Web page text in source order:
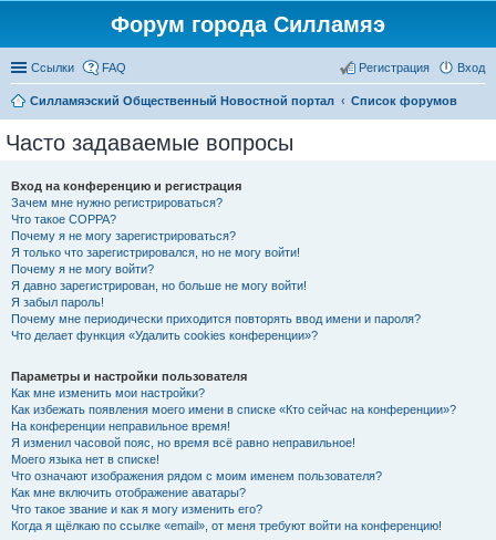
Форум города Силламяэ
Ссылки FAQ Вход
Регистрация
Силламяэский Общественный Новостной портал Список форумов
Часто задаваемые вопросы
Вход на конференцию и регистрация
Зачем мне нужно регистрироваться?
Что такое COPPA?
Почему я не могу зарегистрироваться?
Я только что зарегистрировался, но не могу войти!
Почему я не могу войти?
Я давно зарегистрирован, но больше не могу войти!
Я забыл пароль!
Почему мне периодически приходится повторять ввод имени и пароля?
Что делает функция «Удалить cookies конференции»?
Параметры и настройки пользователя
Как мне изменить мои настройки?
Как избежать появления моего имени в списке «Кто сейчас на конференции»?
На конференции неправильное время!
Я изменил часовой пояс, но время всё равно неправильное!
Моего языка нет в списке!
Что означают изображения рядом с моим именем пользователя?
Как мне включить отображение аватары?
Что такое звание и как я могу изменить его?
Когда я щёлкаю по ссылке «email», от меня требуют войти на конференцию!